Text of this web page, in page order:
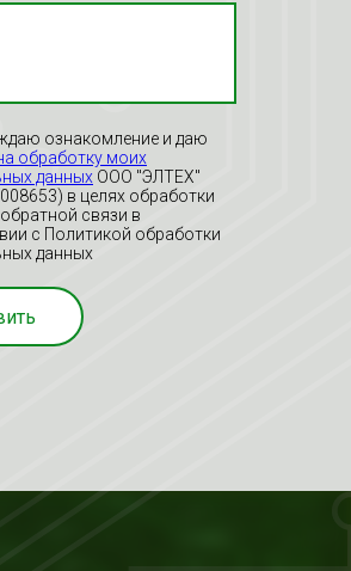
ознакомление и даю
обработку моих
данных ООО "ЭЛТЕХ"
в целях обработки
связи в
с Политикой обработки
данных